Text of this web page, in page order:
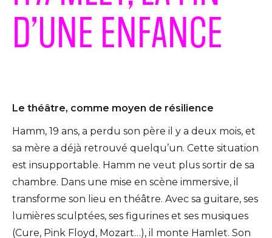
D’UNE ENFANCE
Le théâtre, comme moyen de résilience
Hamm, 19 ans, a perdu son père il y a deux mois, et
sa mère a déjà retrouvé quelqu’un. Cette situation
est insupportable. Hamm ne veut plus sortir de sa
chambre. Dans une mise en scène immersive, il
transforme son lieu en théâtre. Avec sa guitare, ses
lumières sculptées, ses figurines et ses musiques
(Cure, Pink Floyd, Mozart…), il monte Hamlet. Son